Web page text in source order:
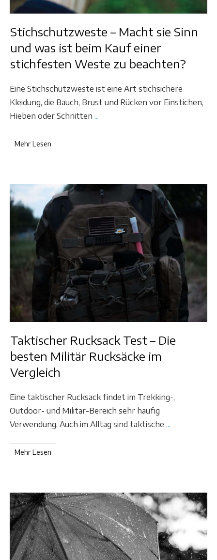
Stichschutzweste – Macht sie Sinn
und was ist beim Kauf einer
stichfesten Weste zu beachten?
Eine Stichschutzweste ist eine Art stichsichere
Kleidung, die Bauch, Brust und Rücken vor Einstichen,
Hieben oder Schnitten ...
Mehr Lesen
Taktischer Rucksack Test – Die
besten Militär Rucksäcke im
Vergleich
Eine taktischer Rucksack findet im Trekking-,
Outdoor- und Militär-Bereich sehr häufig
Verwendung. Auch im Alltag sind taktische ...
Mehr Lesen